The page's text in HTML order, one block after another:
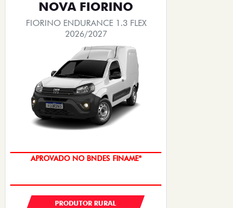
NOVA FIORINO
FIORINO ENDURANCE 1.3 FLEX
2026/2027
APROVADO NO BNDES FINAME*
PRODUTOR RURAL